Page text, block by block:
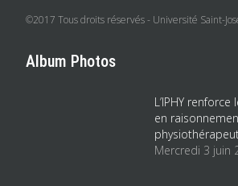
©2017 Tous droits réservés - Université Saint-
Album Photos
L’IPHY
en
Mercredi 3 juin